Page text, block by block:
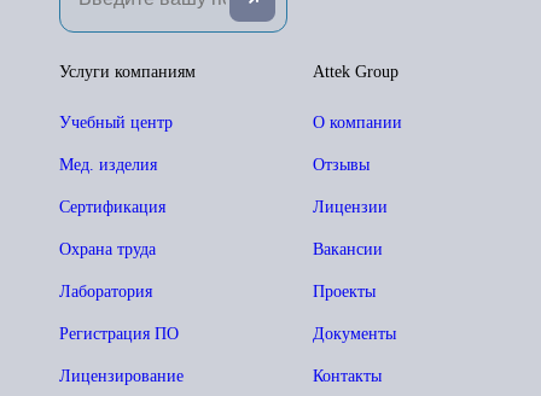
Attek Group
О компании
Отзывы
Лицензии
Вакансии
Проекты
Документы
Контакты
Услуги компаниям
Учебный центр
Мед. изделия
Сертификация
Охрана труда
Лаборатория
Регистрация ПО
Лицензирование